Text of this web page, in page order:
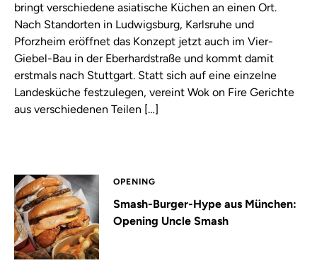
bringt verschiedene asiatische Küchen an einen Ort.
Nach Standorten in Ludwigsburg, Karlsruhe und
Pforzheim eröffnet das Konzept jetzt auch im Vier-
Giebel-Bau in der Eberhardstraße und kommt damit
erstmals nach Stuttgart. Statt sich auf eine einzelne
Landesküche festzulegen, vereint Wok on Fire Gerichte
aus verschiedenen Teilen […]
OPENING
Smash-Burger-Hype aus München:
Opening Uncle Smash